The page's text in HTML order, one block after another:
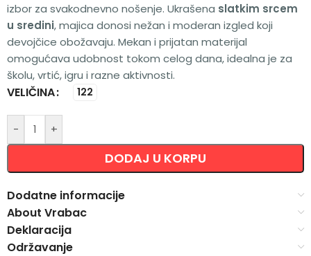
izbor za svakodnevno nošenje. Ukrašena slatkim srcem
u sredini, majica donosi nežan i moderan izgled koji
devojčice obožavaju. Mekan i prijatan materijal
omogućava udobnost tokom celog dana, idealna je za
školu, vrtić, igru i razne aktivnosti.
VELIČINA 122
- +
DODAJ U KORPU
Alternative:
Dodatne informacije
About Vrabac
Deklaracija
Održavanje